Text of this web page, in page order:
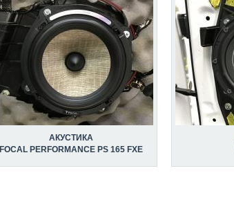
АКУСТИКА
FOCAL PERFORMANCE PS 165 FXE